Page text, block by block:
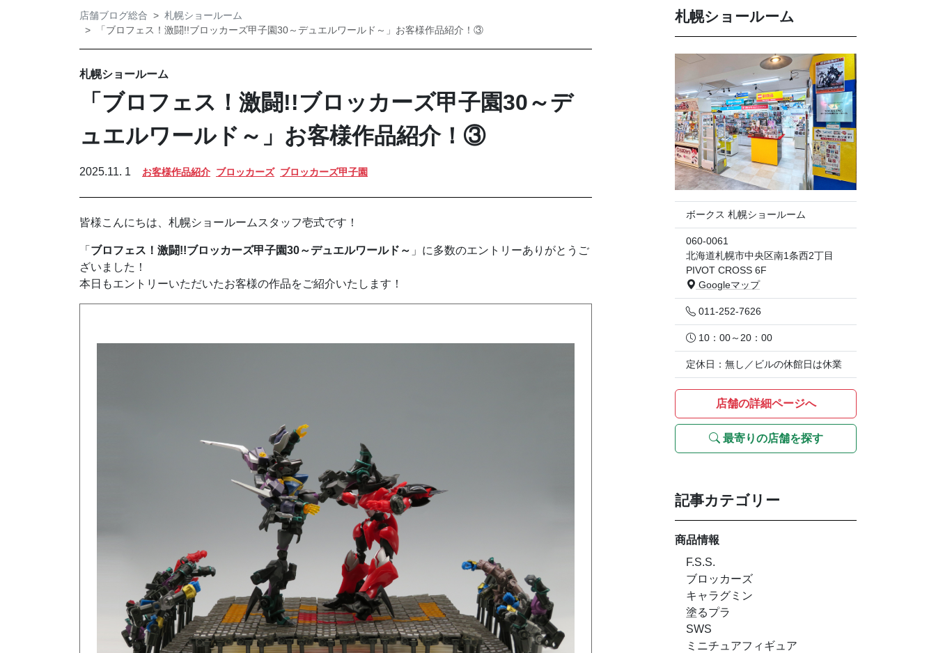
店舗ブログ総合
札幌ショールーム
「ブロフェス！激闘!!ブロッカーズ甲子園30～デュエルワールド～」お客様作品紹介！③
札幌ショールーム
「ブロフェス！激闘!!ブロッカーズ甲子園30～デ
ュエルワールド～」お客様作品紹介！③
2025.11. 1 お客様作品紹介 ブロッカーズ ブロッカーズ甲子園
皆様こんにちは、札幌ショールームスタッフ壱式です！
「 ブロフェス！激闘!!ブロッカーズ甲子園30～デュエルワールド～ 」に多数のエントリーありがとうご
ざいました！
本日もエントリーいただいたお客様の作品をご紹介いたします！
札幌ショールーム
ボークス 札幌ショールーム
060-0061
北海道札幌市中央区南1条西2丁目
PIVOT CROSS 6F
Googleマップ
011-252-7626
10：00～20：00
定休日：無し／ビルの休館日は休業
店舗の詳細ページへ
最寄りの店舗を探す
記事カテゴリー
商品情報
F.S.S.
ブロッカーズ
キャラグミン
塗るプラ
SWS
ミニチュアフィギュア